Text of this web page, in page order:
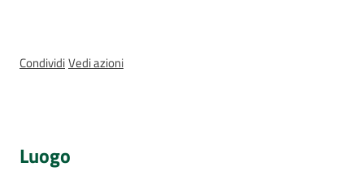
CondividiVedi azioni
Luogo